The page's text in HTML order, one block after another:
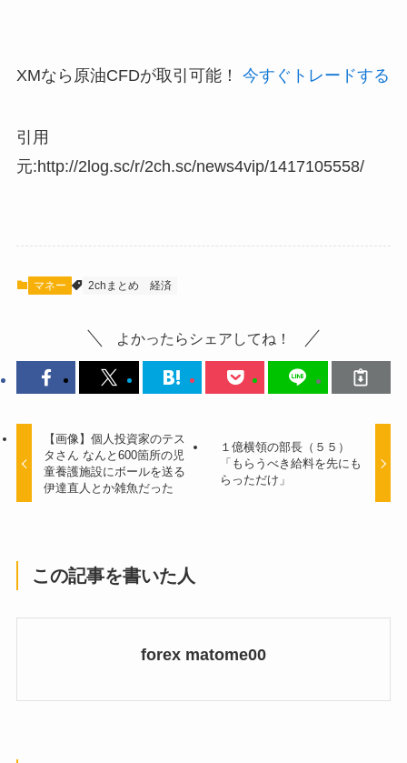
XMなら原油CFDが取引可能！ 今すぐトレードする
引用
元:http://2log.sc/r/2ch.sc/news4vip/1417105558/
マネー 2chまとめ 経済
よかったらシェアしてね！
【画像】個人投資家のテス
タさん なんと600箇所の児
童養護施設にボールを送る
伊達直人とか雑魚だった
１億横領の部長（５５）
「もらうべき給料を先にも
らっただけ」
この記事を書いた人
forex matome00